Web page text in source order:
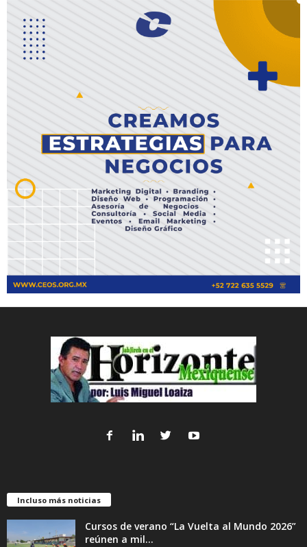
Incluso más noticias
Cursos de verano “La Vuelta al Mundo 2026”
reúnen a mil...